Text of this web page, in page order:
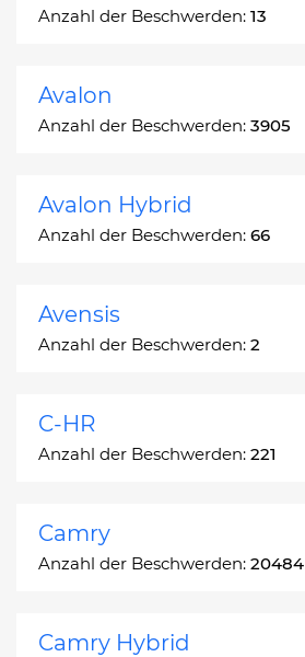
Anzahl der Beschwerden: 13
Avalon
Anzahl der Beschwerden: 3905
Avalon Hybrid
Anzahl der Beschwerden: 66
Avensis
Anzahl der Beschwerden: 2
C-HR
Anzahl der Beschwerden: 221
Camry
Anzahl der Beschwerden: 20484
Camry Hybrid